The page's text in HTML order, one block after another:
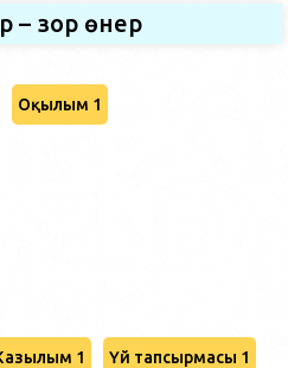
– зор өнер
Оқылым 1
1 Үй тапсырмасы 1